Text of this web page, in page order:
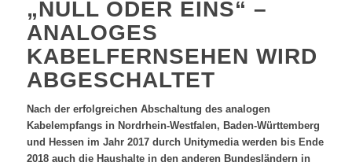
„NULL ODER EINS“ –
ANALOGES
KABELFERNSEHEN WIRD
ABGESCHALTET
Nach der erfolgreichen Abschaltung des analogen
Kabelempfangs in Nordrhein-Westfalen, Baden-Württemberg
und Hessen im Jahr 2017 durch Unitymedia werden bis Ende
2018 auch die Haushalte in den anderen Bundesländern in